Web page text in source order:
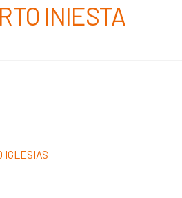
INIESTA
IGLESIAS